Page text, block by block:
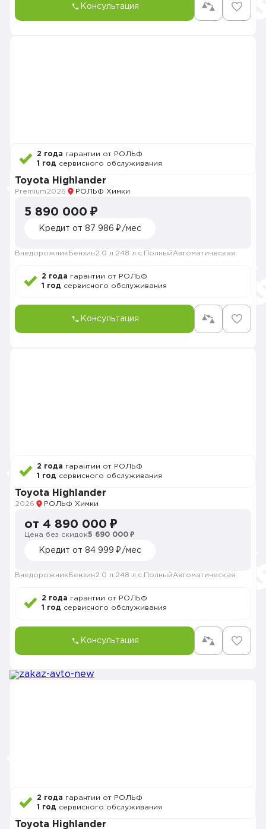
Консультация
2 года гарантии от РОЛЬФ
1 год сервисного обслуживания
Toyota Highlander
Premium2026 РОЛЬФ Химки
5 890 000 ₽
Кредит от 87 986 ₽/мес
Внедорожник Бензин2.0 л. 248 л.с. ПолныйАвтоматическая
2 года гарантии от РОЛЬФ
1 год сервисного обслуживания
Консультация
2 года гарантии от РОЛЬФ
1 год сервисного обслуживания
Toyota Highlander
2026 РОЛЬФ Химки
от 4 890 000 ₽
Цена без скидок5 690 000 ₽
Кредит от 84 999 ₽/мес
Внедорожник Бензин2.0 л. 248 л.с. ПолныйАвтоматическая
2 года гарантии от РОЛЬФ
1 год сервисного обслуживания
Консультация
2 года гарантии от РОЛЬФ
1 год сервисного обслуживания
Toyota Highlander